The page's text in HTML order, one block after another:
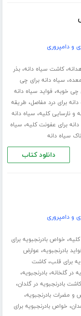
و دامپروری
،کاشت سیاه دانه،بذر
، سیاه دانه برای چی
چی خوبه، فواید سیاه دانه
برای درد مفاصل، طریقه
و نارسایی کلیه، سیاه دانه
دانه برای عفونت کلیه، سیاه
سیاه دانه
دانلود کتاب
و دامپروری
کلیه، خواص بادرنجبویه برای
بادرنجبویه، عوارض
برای قلب،کاشت
در گلخانه،بادرنجبویه،
کاشت بادرنجبویه در گلدان،
و مضرات بادرنجبویه،
، خواص بادرنجبویه برای